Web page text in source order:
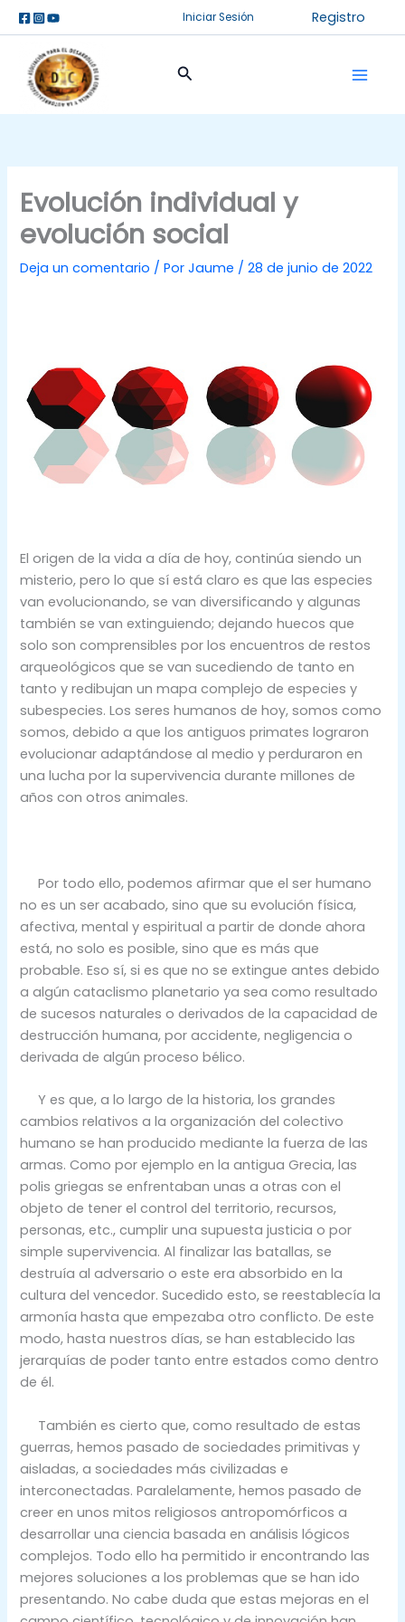
al
contenido
Iniciar Sesión Registro
Buscar
Evolución individual y
evolución social
Deja un comentario / PorJaume /28 de junio de 2022
El origen de la vida a día de hoy, continúa siendo un
misterio, pero lo que sí está claro es que las especies
van evolucionando, se van diversificando y algunas
también se van extinguiendo; dejando huecos que
solo son comprensibles por los encuentros de restos
arqueológicos que se van sucediendo de tanto en
tanto y redibujan un mapa complejo de especies y
subespecies. Los seres humanos de hoy, somos como
somos, debido a que los antiguos primates lograron
evolucionar adaptándose al medio y perduraron en
una lucha por la supervivencia durante millones de
años con otros animales.
Por todo ello, podemos afirmar que el ser humano
no es un ser acabado, sino que su evolución física,
afectiva, mental y espiritual a partir de donde ahora
está, no solo es posible, sino que es más que
probable. Eso sí, si es que no se extingue antes debido
a algún cataclismo planetario ya sea como resultado
de sucesos naturales o derivados de la capacidad de
destrucción humana, por accidente, negligencia o
derivada de algún proceso bélico.
Y es que, a lo largo de la historia, los grandes
cambios relativos a la organización del colectivo
humano se han producido mediante la fuerza de las
armas. Como por ejemplo en la antigua Grecia, las
polis griegas se enfrentaban unas a otras con el
objeto de tener el control del territorio, recursos,
personas, etc., cumplir una supuesta justicia o por
simple supervivencia. Al finalizar las batallas, se
destruía al adversario o este era absorbido en la
cultura del vencedor. Sucedido esto, se reestablecía la
armonía hasta que empezaba otro conflicto. De este
modo, hasta nuestros días, se han establecido las
jerarquías de poder tanto entre estados como dentro
de él.
También es cierto que, como resultado de estas
guerras, hemos pasado de sociedades primitivas y
aisladas, a sociedades más civilizadas e
interconectadas. Paralelamente, hemos pasado de
creer en unos mitos religiosos antropomórficos a
desarrollar una ciencia basada en análisis lógicos
complejos. Todo ello ha permitido ir encontrando las
mejores soluciones a los problemas que se han ido
presentando. No cabe duda que estas mejoras en el